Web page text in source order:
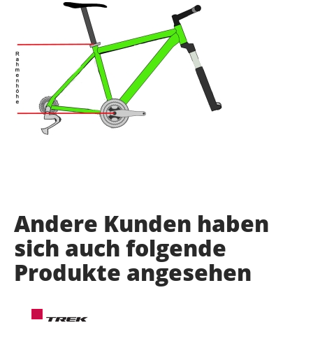
Andere Kunden haben
sich auch folgende
Produkte angesehen